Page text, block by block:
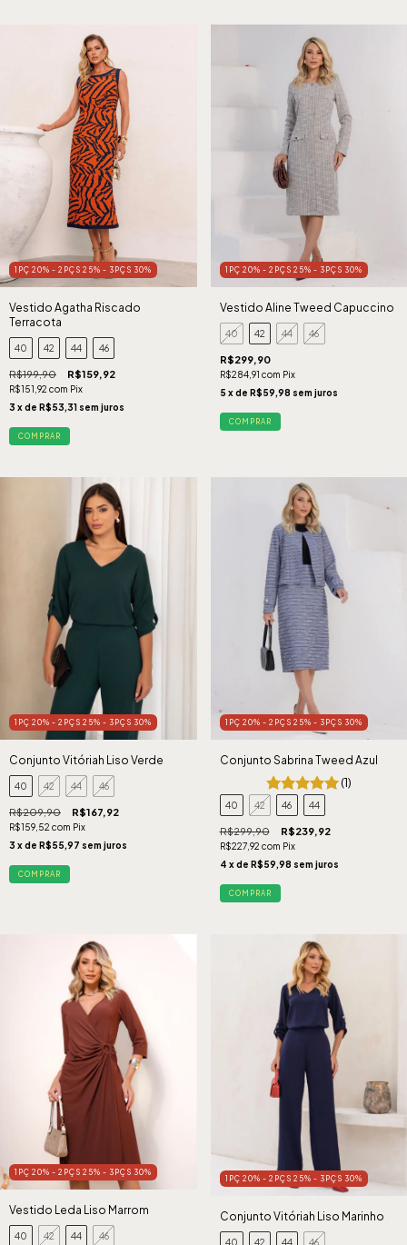
1PÇ 20% - 2PÇS 25% - 3PÇS 30%
Vestido Agatha Riscado
Terracota
40 42 44 46
R$199,90 R$159,92
R$151,92 com Pix
3 x de R$53,31 sem juros
COMPRAR
1PÇ 20% - 2PÇS 25% - 3PÇS 30%
Vestido Aline Tweed Capuccino
40 42 44 46
R$299,90
R$284,91 com Pix
5 x de R$59,98 sem juros
COMPRAR
1PÇ 20% - 2PÇS 25% - 3PÇS 30%
Conjunto Vitóriah Liso Verde
40 42 44 46
R$209,90 R$167,92
R$159,52 com Pix
3 x de R$55,97 sem juros
COMPRAR
1PÇ 20% - 2PÇS 25% - 3PÇS 30%
Conjunto Sabrina Tweed Azul
(1)
40 42 46 44
R$299,90 R$239,92
R$227,92 com Pix
4 x de R$59,98 sem juros
COMPRAR
1PÇ 20% - 2PÇS 25% - 3PÇS 30%
Vestido Leda Liso Marrom
40 42 44 46
1PÇ 20% - 2PÇS 25% - 3PÇS 30%
Conjunto Vitóriah Liso Marinho
40 42 44 46